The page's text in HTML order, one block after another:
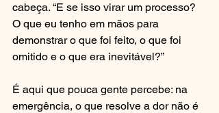
cabeça. “E se isso virar um processo?
O que eu tenho em mãos para
demonstrar o que foi feito, o que foi
omitido e o que era inevitável?”
É aqui que pouca gente percebe: na
emergência, o que resolve a dor não é